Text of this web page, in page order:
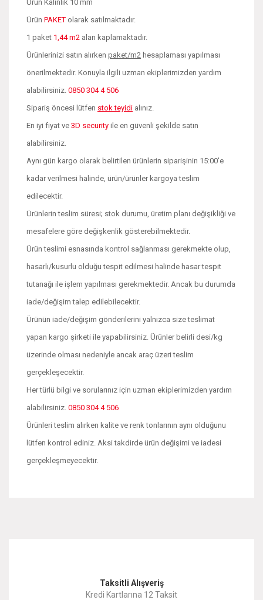
Ürün Kalınlık 10 mm
Ürün PAKET olarak satılmaktadır.
1 paket 1,44 m2 alan kaplamaktadır.
Ürünlerinizi satın alırken paket/m2 hesaplaması yapılması
önerilmektedir. Konuyla ilgili uzman ekiplerimizden yardım
alabilirsiniz. 0850 304 4 506
Sipariş öncesi lütfen stok teyidi alınız.
En iyi fiyat ve 3D security ile en güvenli şekilde satın
alabilirsiniz.
Aynı gün kargo olarak belirtilen ürünlerin siparişinin 15:00'e
kadar verilmesi halinde, ürün/ürünler kargoya teslim
edilecektir.
Ürünlerin teslim süresi; stok durumu, üretim planı değişikliği ve
mesafelere göre değişkenlik gösterebilmektedir.
Ürün teslimi esnasında kontrol sağlanması gerekmekte olup,
hasarlı/kusurlu olduğu tespit edilmesi halinde hasar tespit
tutanağı ile işlem yapılması gerekmektedir. Ancak bu durumda
iade/değişim talep edilebilecektir.
Ürünün iade/değişim gönderilerini yalnızca size teslimat
yapan kargo şirketi ile yapabilirsiniz. Ürünler belirli desi/kg
üzerinde olması nedeniyle ancak araç üzeri teslim
gerçekleşecektir.
Her türlü bilgi ve sorularınız için uzman ekiplerimizden yardım
alabilirsiniz. 0850 304 4 506
Ürünleri teslim alırken kalite ve renk tonlarının aynı olduğunu
lütfen kontrol ediniz. Aksi takdirde ürün değişimi ve iadesi
gerçekleşmeyecektir.
Ürün resmi kalitesiz, bozuk veya görüntülenemiyor.
Taksitli Alışveriş
Kredi Kartlarına 12 Taksit